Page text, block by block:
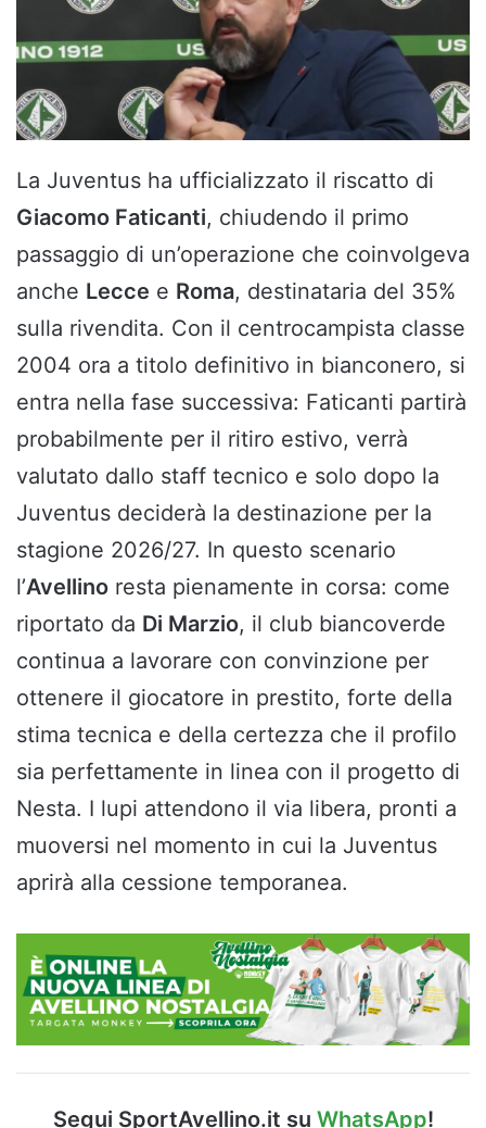
La Juventus ha ufficializzato il riscatto di
Giacomo Faticanti, chiudendo il primo
passaggio di un’operazione che coinvolgeva
anche Lecce e Roma, destinataria del 35%
sulla rivendita. Con il centrocampista classe
2004 ora a titolo definitivo in bianconero, si
entra nella fase successiva: Faticanti partirà
probabilmente per il ritiro estivo, verrà
valutato dallo staff tecnico e solo dopo la
Juventus deciderà la destinazione per la
stagione 2026/27. In questo scenario
l’Avellino resta pienamente in corsa: come
riportato da Di Marzio, il club biancoverde
continua a lavorare con convinzione per
ottenere il giocatore in prestito, forte della
stima tecnica e della certezza che il profilo
sia perfettamente in linea con il progetto di
Nesta. I lupi attendono il via libera, pronti a
muoversi nel momento in cui la Juventus
aprirà alla cessione temporanea.
Segui SportAvellino.it su WhatsApp!